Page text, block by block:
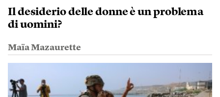
Il desiderio delle donne è un problema
di uomini?
Maïa Mazaurette